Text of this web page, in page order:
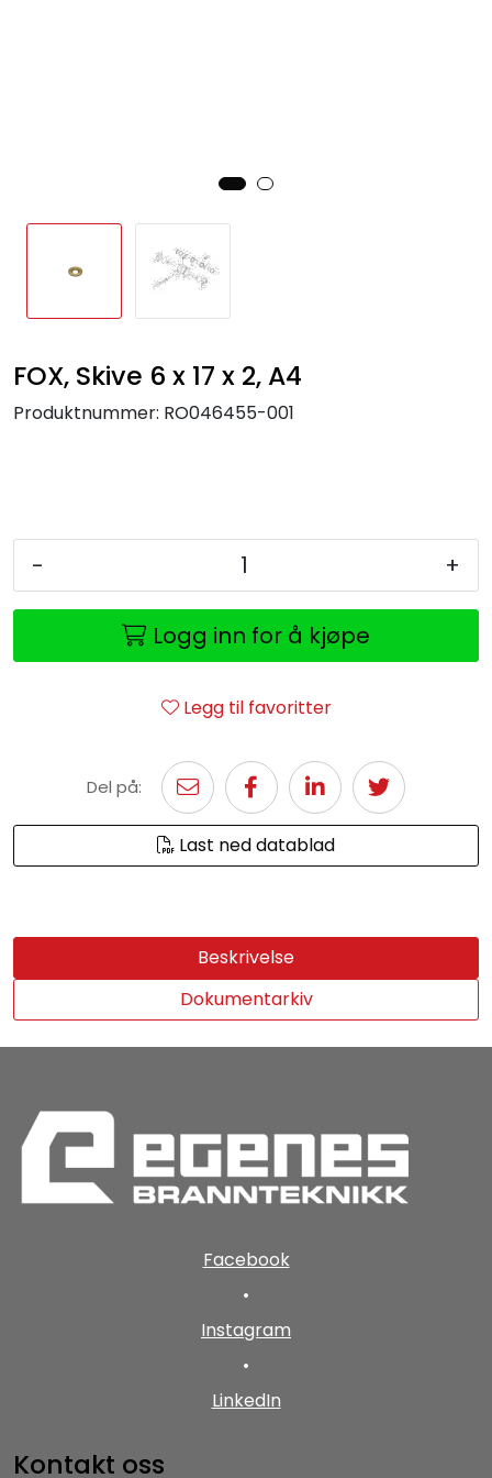
FOX, Skive 6 x 17 x 2, A4
Produktnummer: RO046455-001
- +
Logg inn for å kjøpe
Legg til favoritter
Del på:
Last ned datablad
Beskrivelse
Dokumentarkiv
Facebook
•
Instagram
•
LinkedIn
Kontakt oss